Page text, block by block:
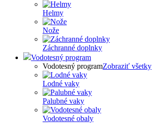
Helmy
Nože
Záchranné doplnky
Vodotesný program
Vodotesný programZobraziť všetky
Lodné vaky
Palubné vaky
Vodotesné obaly